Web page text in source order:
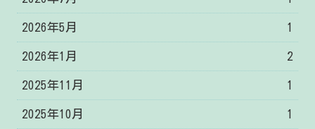
2026年5月 1
2026年1月 2
2025年11月 1
2025年10月 1